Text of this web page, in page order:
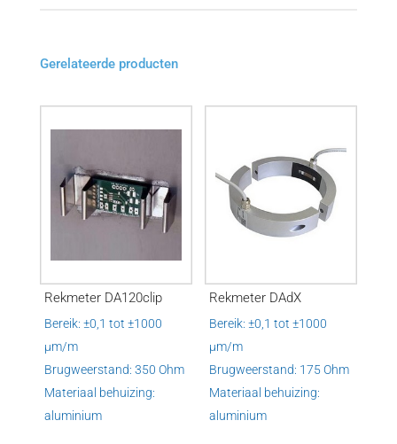
Gerelateerde producten
Rekmeter DA120clip
Bereik: ±0,1 tot ±1000
µm/m
Brugweerstand: 350 Ohm
Materiaal behuizing:
aluminium
Rekmeter DAdX
Bereik: ±0,1 tot ±1000
µm/m
Brugweerstand: 175 Ohm
Materiaal behuizing:
aluminium